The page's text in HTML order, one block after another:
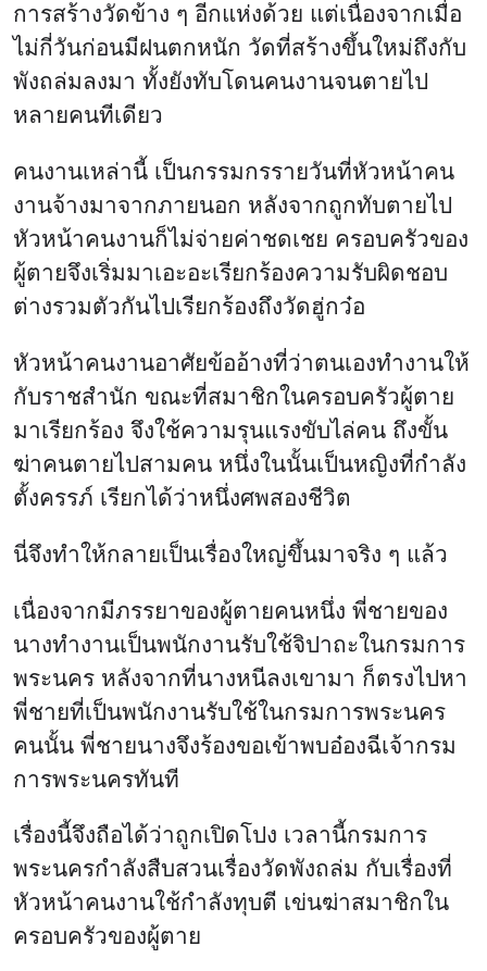
การสร้างวัดข้าง ๆ อีกแห่งด้วย แต่เนื่องจากเมื่อ
ไม่กี่วันก่อนมีฝนตกหนัก วัดที่สร้างขึ้นใหม่ถึงกับ
พังถล่มลงมา ทั้งยังทับโดนคนงานจนตายไป
หลายคนทีเดียว
คนงานเหล่านี้ เป็นกรรมกรรายวันที่หัวหน้าคน
งานจ้างมาจากภายนอก หลังจากถูกทับตายไป
หัวหน้าคนงานก็ไม่จ่ายค่าชดเชย ครอบครัวของ
ผู้ตายจึงเริ่มมาเอะอะเรียกร้องความรับผิดชอบ
ต่างรวมตัวกันไปเรียกร้องถึงวัดฮู่กว๋อ
หัวหน้าคนงานอาศัยข้ออ้างที่ว่าตนเองทำงานให้
กับราชสำนัก ขณะที่สมาชิกในครอบครัวผู้ตาย
มาเรียกร้อง จึงใช้ความรุนแรงขับไล่คน ถึงขั้น
ฆ่าคนตายไปสามคน หนึ่งในนั้นเป็นหญิงที่กำลัง
ตั้งครรภ์ เรียกได้ว่าหนึ่งศพสองชีวิต
นี่จึงทำให้กลายเป็นเรื่องใหญ่ขึ้นมาจริง ๆ แล้ว
เนื่องจากมีภรรยาของผู้ตายคนหนึ่ง พี่ชายของ
นางทำงานเป็นพนักงานรับใช้จิปาถะในกรมการ
พระนคร หลังจากที่นางหนีลงเขามา ก็ตรงไปหา
พี่ชายที่เป็นพนักงานรับใช้ในกรมการพระนคร
คนนั้น พี่ชายนางจึงร้องขอเข้าพบอ๋องฉีเจ้ากรม
การพระนครทันที
เรื่องนี้จึงถือได้ว่าถูกเปิดโปง เวลานี้กรมการ
พระนครกำลังสืบสวนเรื่องวัดพังถล่ม กับเรื่องที่
หัวหน้าคนงานใช้กำลังทุบตี เข่นฆ่าสมาชิกใน
ครอบครัวของผู้ตาย